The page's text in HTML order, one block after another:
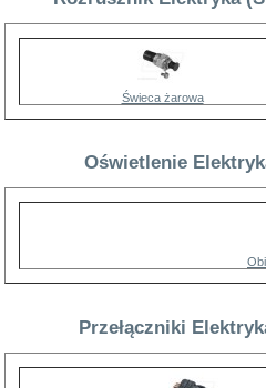
Świeca żarowa
Oświetlenie
Przełączniki